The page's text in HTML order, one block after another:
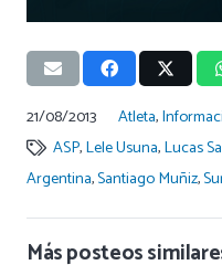
21/08/2013 Atleta,
ASP,Lele Usuna,Lucas
Argentina,Santiago Muñiz,
Más posteos